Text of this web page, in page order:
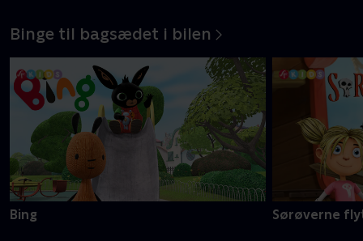
Binge til bagsædet i bilen
Bing Sørøverne